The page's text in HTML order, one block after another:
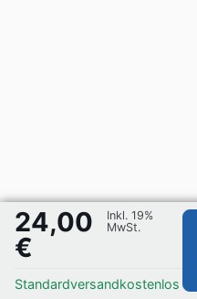
24,00
€
Inkl. 19%
MwSt.
Standardversandkostenlos